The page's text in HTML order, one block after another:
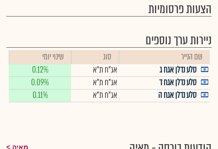
הצעות פרסומיות
ניירות ערך נוספים
שם הנייר סוג
שינוי יומי
סלע נדלן אגח ג
אג"ח ת"א
0.12%
סלע נדלן אגח ד
אג"ח ת"א
0.09%
סלע נדלן אגח ה
אג"ח ת"א 0.11%
מאיה